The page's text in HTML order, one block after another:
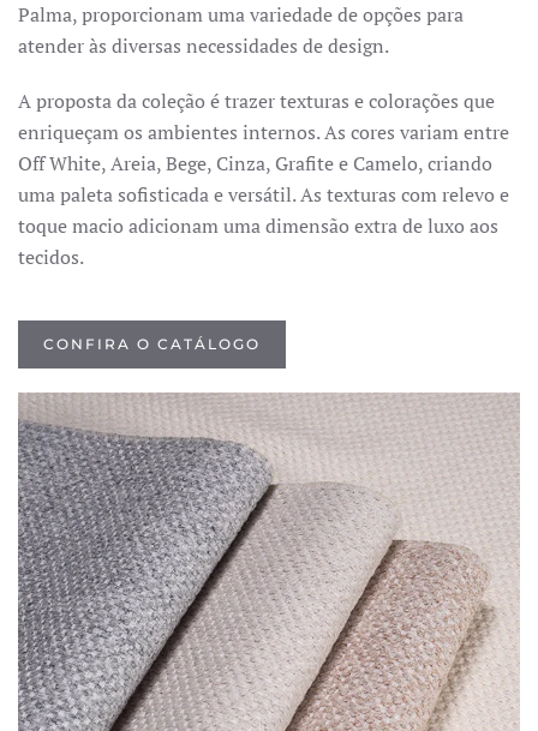
Palma, proporcionam uma variedade de opções para
atender às diversas necessidades de design.
A proposta da coleção é trazer texturas e colorações que
enriqueçam os ambientes internos. As cores variam entre
Off White, Areia, Bege, Cinza, Grafite e Camelo, criando
uma paleta sofisticada e versátil. As texturas com relevo e
toque macio adicionam uma dimensão extra de luxo aos
tecidos.
CONFIRA O CATÁLOGO